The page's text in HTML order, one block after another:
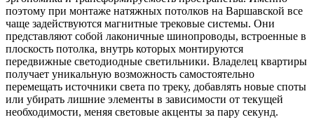
поэтому при монтаже натяжных потолков на Варшавской все
чаще задействуются магнитные трековые системы. Они
представляют собой лаконичные шинопроводы, встроенные в
плоскость потолка, внутрь которых монтируются
передвижные светодиодные светильники. Владелец квартиры
получает уникальную возможность самостоятельно
перемещать источники света по треку, добавлять новые споты
или убирать лишние элементы в зависимости от текущей
необходимости, меняя световые акценты за пару секунд.